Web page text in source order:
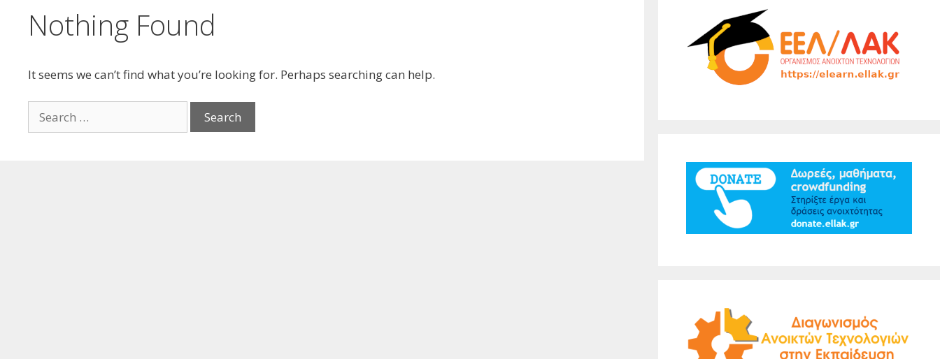
Nothing Found
It seems we can’t find what you’re looking for. Perhaps searching can help.
for: